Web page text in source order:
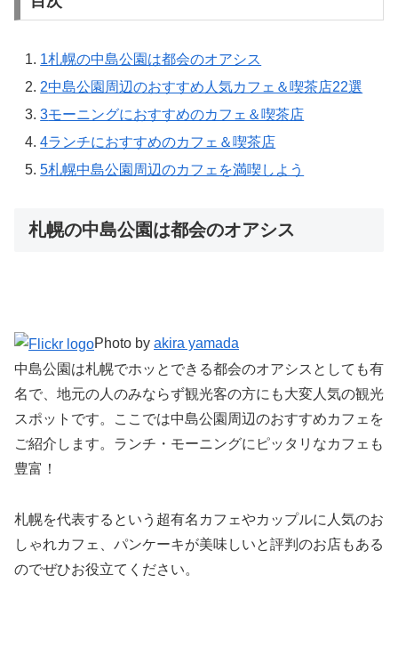
1札幌の中島公園は都会のオアシス
2中島公園周辺のおすすめ人気カフェ＆喫茶店22選
3モーニングにおすすめのカフェ＆喫茶店
4ランチにおすすめのカフェ＆喫茶店
5札幌中島公園周辺のカフェを満喫しよう
札幌の中島公園は都会のオアシス
Photo by akira yamada
中島公園は札幌でホッとできる都会のオアシスとしても有
名で、地元の人のみならず観光客の方にも大変人気の観光
スポットです。ここでは中島公園周辺のおすすめカフェを
ご紹介します。ランチ・モーニングにピッタリなカフェも
豊富！
札幌を代表するという超有名カフェやカップルに人気のお
しゃれカフェ、パンケーキが美味しいと評判のお店もある
のでぜひお役立てください。